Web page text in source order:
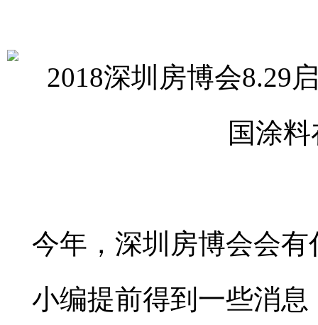
今年，深圳房博会会有
小编提前得到一些消